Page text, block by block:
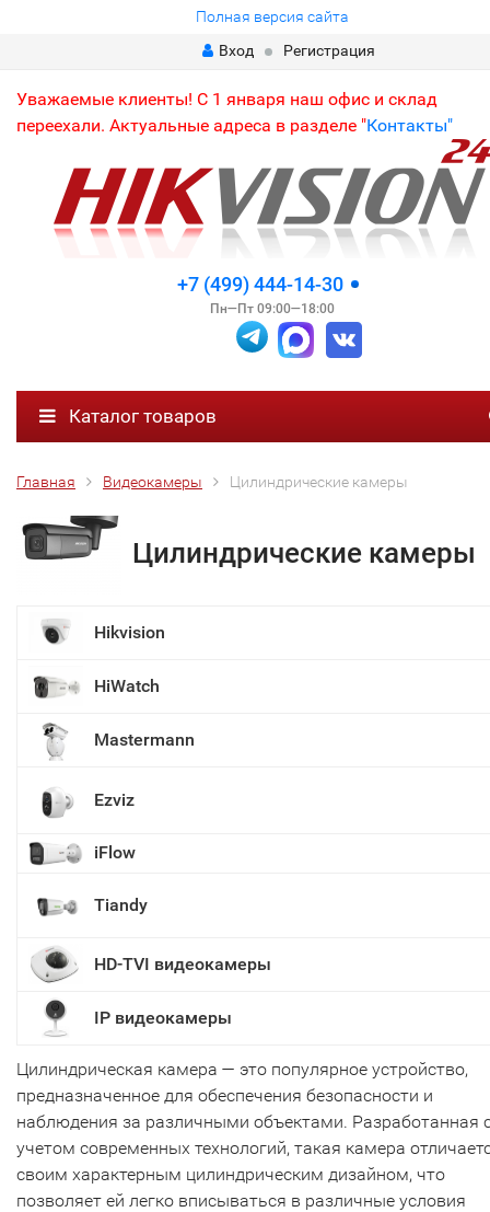
Полная версия сайта
Вход
Регистрация
Уважаемые клиенты! С 1 января наш офис и склад
переехали. Актуальные адреса в разделе "Контакты"
+7 (499) 444-14-30
Пн—Пт 09:00—18:00
Каталог товаров
Главная Видеокамеры Цилиндрические камеры
Цилиндрические камеры
Hikvision
HiWatch
Mastermann
Ezviz
iFlow
Tiandy
HD-TVI видеокамеры
IP видеокамеры
Цилиндрическая камера — это популярное устройство,
предназначенное для обеспечения безопасности и
наблюдения за различными объектами. Разработанная
учетом современных технологий, такая камера
своим характерным цилиндрическим дизайном, что
позволяет ей легко вписываться в различные условия